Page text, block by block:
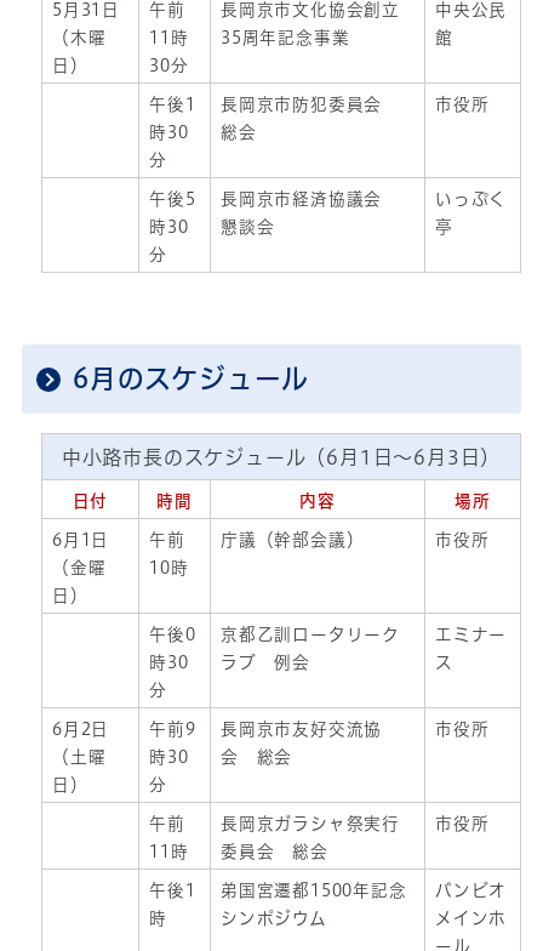
5月31日
（木曜
日）
午前
11時
30分
長岡京市文化協会創立
35周年記念事業
中央公民
館
午後1
時30
分
長岡京市防犯委員会
総会
市役所
午後5
時30
分
長岡京市経済協議会
懇談会
いっぷく
亭
6月のスケジュール
中小路市長のスケジュール（6月1日～6月3日）
日付 時間 内容 場所
6月1日
（金曜
日）
午前
10時
庁議（幹部会議） 市役所
午後0
時30
分
京都乙訓ロータリーク
ラブ 例会
エミナー
ス
6月2日
（土曜
日）
午前9
時30
分
長岡京市友好交流協
会 総会
市役所
午前
11時
長岡京ガラシャ祭実行
委員会 総会
市役所
午後1
時
弟国宮遷都1500年記念
シンポジウム
バンビオ
メインホ
ール